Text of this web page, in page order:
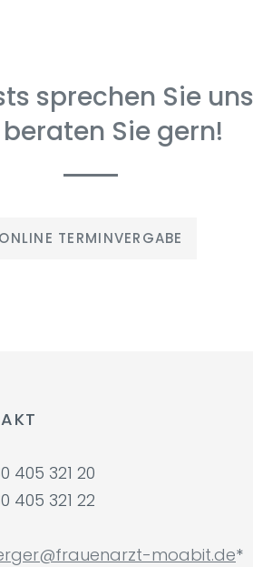
sprechen Sie
Sie gern!
ONLINE TERMINVERGABE
405 321 20
405 321 22
moabit.de*